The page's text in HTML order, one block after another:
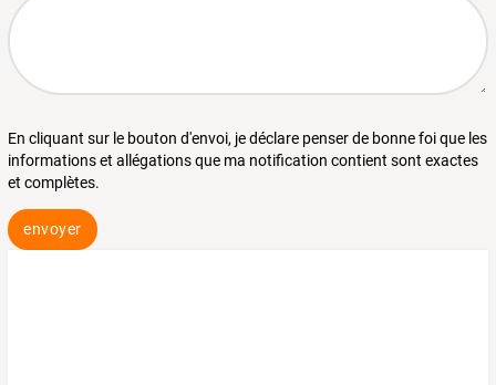
En cliquant sur le bouton d'envoi, je déclare penser de bonne foi que les
informations et allégations que ma notification contient sont exactes
et complètes.
envoyer